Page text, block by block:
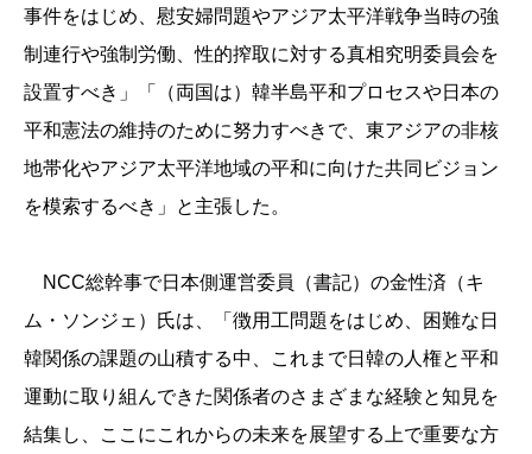
事件をはじめ、慰安婦問題やアジア太平洋戦争当時の強
制連行や強制労働、性的搾取に対する真相究明委員会を
設置すべき」「（両国は）韓半島平和プロセスや日本の
平和憲法の維持のために努力すべきで、東アジアの非核
地帯化やアジア太平洋地域の平和に向けた共同ビジョン
を模索するべき」と主張した。
NCC総幹事で日本側運営委員（書記）の金性済（キ
ム・ソンジェ）氏は、「徴用工問題をはじめ、困難な日
韓関係の課題の山積する中、
これまで日韓の人権と平和
運動に取り組んできた関係者のさまざまな経験と知見を
結集し、
ここにこれからの未来を展望する上で重要な方